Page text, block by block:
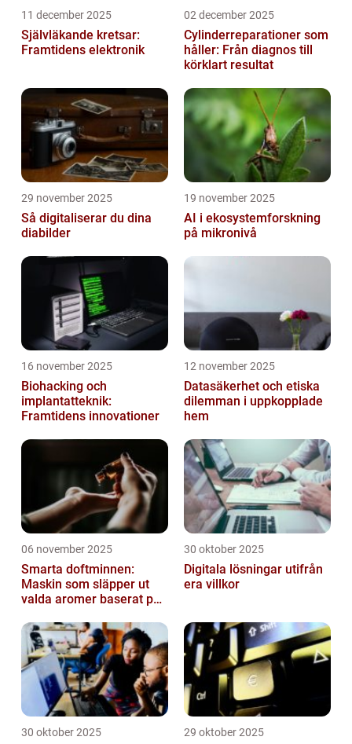
11 december 2025
Självläkande kretsar:
Framtidens elektronik
02 december 2025
Cylinderreparationer som
håller: Från diagnos till
körklart resultat
29 november 2025
Så digitaliserar du dina
diabilder
19 november 2025
AI i ekosystemforskning
på mikronivå
16 november 2025
Biohacking och
implantatteknik:
Framtidens innovationer
12 november 2025
Datasäkerhet och etiska
dilemman i uppkopplade
hem
06 november 2025
Smarta doftminnen:
Maskin som släpper ut
valda aromer baserat på
30 oktober 2025
Digitala lösningar utifrån
era villkor
30 oktober 2025 29 oktober 2025